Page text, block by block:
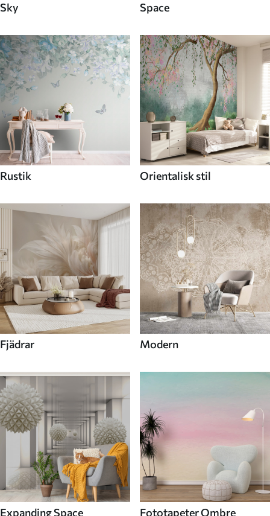
Sky Space
Rustik Orientalisk stil
Fjädrar Modern
Expanding Space Fototapeter Ombre